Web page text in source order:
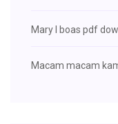
Mary l boas pdf
Macam macam